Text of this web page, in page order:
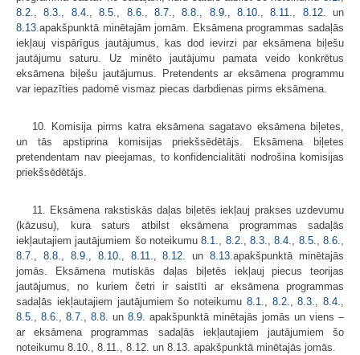
8.2 .,8.3 8.4.,8.5 8.6., 8.7.,8.8 8.9., 8.10 .,8.11 8.12. un
8.13 .apakšpunktā minētajām jomām. Eksāmena programmas sadaļās
iekļauj vispārīgus jautājumus, kas dod ievirzi par eksāmena biļešu
jautājumu saturu. Uz minēto jautājumu pamata veido konkrētus
eksāmena biļešu jautājumus. Pretendents ar eksāmena programmu
var iepazīties padomē vismaz piecas darbdienas pirms eksāmena.
10. Komisija pirms katra eksāmena sagatavo eksāmena biļetes,
un tās apstiprina komisijas priekšsēdētājs. Eksāmena biļetes
pretendentam nav pieejamas, to konfidencialitāti nodrošina komisijas
priekšsēdētājs.
11. Eksāmena rakstiskās daļas biļetēs iekļauj prakses uzdevumu
(kāzusu), kura saturs atbilst eksāmena programmas sadaļās
iekļautajiem jautājumiem šo noteikumu8.1 8.2.,8.3 .,8.4 8.5.,8.6
8.7
8.8., 8.9., 8.10., 8.11 .,8.12 . un8.13 .apakšpunktā minētajās
jomās. Eksāmena mutiskās daļas biļetēs iekļauj piecus teorijas
jautājumus, no kuriem četri ir saistīti ar eksāmena programmas
sadaļās iekļautajiem jautājumiem šo noteikumu 8.1 8.2.,8.3 8.4
8.5
8.6 8.7 8.8 . un 8.9 . apakšpunktā minētajās jomās un viens –
ar eksāmena programmas sadaļās iekļautajiem jautājumiem šo
noteikumu 8.10., 8.11., 8.12. un 8.13. apakšpunktā minētajās jomās.